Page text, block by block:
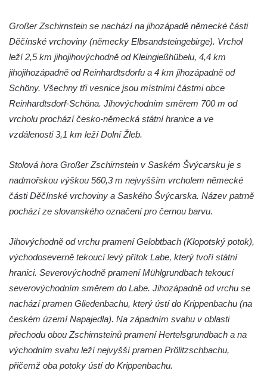
Kamenná ZOO – Želva II.
Kamenná ZOO – Želva I.
Kamenná ZOO – Velbloud
Kamenná ZOO – Kačenka
Vyhlídka Božanovský Špičák
Vyhlídka východně od Božanovského
Skalní okno na Grünes Riff v Oybině
Papststein (Saské Švýcarsko)
Jeskyně Kuhstall a hrad Neuer Wildenstein
Jeskyně Idagrotte (Saské Švýcarsko)
Skalní město Nebeská říše u Ostrova
Vyhlídka u symbolického horolezeckého
hřbitova ve skalách Nebeská říše u Ostrova
Skalní věž Doga v Tiských stěnách
Lavička Jiřího Kopeckého v Tiských
Großer Zschirnstein se nachází na jihozápadě německé části
Děčínské vrchoviny (německy Elbsandsteingebirge). Vrchol
leží 2,5 km jihojihovýchodně od Kleingießhübelu, 4,4 km
jihojihozápadně od Reinhardtsdorfu a 4 km jihozápadně od
Schöny. Všechny tři vesnice jsou místními částmi obce
Reinhardtsdorf-Schöna. Jihovýchodním směrem 700 m od
vrcholu prochází česko-německá státní hranice a ve
vzdálenosti 3,1 km leží Dolní Žleb.
Stolová hora Großer Zschirnstein v Saském Švýcarsku je s
nadmořskou výškou 560,3 m nejvyšším vrcholem německé
části Děčínské vrchoviny a Saského Švýcarska. Název patrně
pochází ze slovanského označení pro černou barvu.
Jihovýchodně od vrchu pramení Gelobtbach (Klopotský potok),
východoseverně tekoucí levý přítok Labe, který tvoří státní
hranici. Severovýchodně pramení Mühlgrundbach tekoucí
severovýchodním směrem do Labe. Jihozápadně od vrchu se
nachází pramen Gliedenbachu, který ústí do Krippenbachu (na
českém území Napajedla). Na západním svahu v oblasti
přechodu obou Zschirnsteinů pramení Hertelsgrundbach a na
východním svahu leží nejvyšší pramen Prölitzschbachu,
přičemž oba potoky ústí do Krippenbachu.